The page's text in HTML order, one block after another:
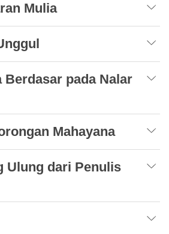
Mulia
Berdasar pada Nalar
Mahayana
Ulung dari Penulis